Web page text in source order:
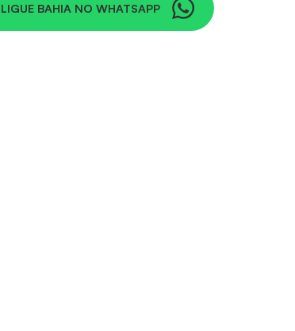
BAHIA NO WHATSAPP